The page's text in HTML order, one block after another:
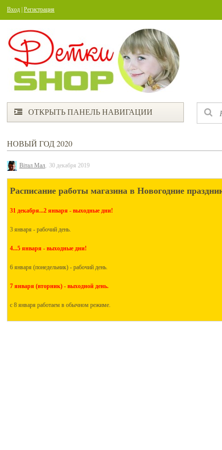
Вход Регистрация
ОТКРЫТЬ ПАНЕЛЬ НАВИГАЦИИ
НОВЫЙ ГОД 2020
Вітал Мал 30 декабря 2019
Расписание работы магазина в Новогодние
31 декабря...2 января - выходные дни!
3 января - рабочий день.
4...5 января - выходные дни!
6 января (понедельник) - рабочий день.
7 января (вторник) - выходной день.
с 8 января работаем в обычном режиме.